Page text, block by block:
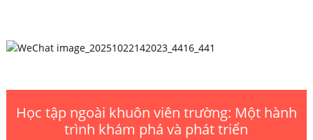
Học tập ngoài khuôn viên trường: Một hành
trình khám phá và phát triển